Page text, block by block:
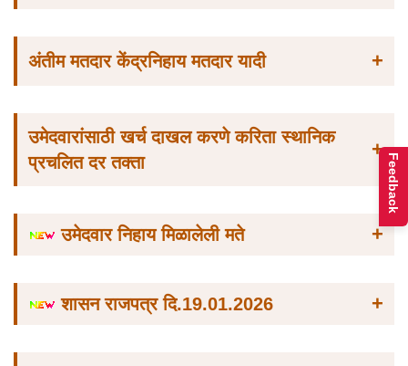
अंतीम मतदार केंद्रनिहाय मतदार यादी +
उमेदवारांसाठी खर्च दाखल करणे करिता स्थानिक
प्रचलित दर तक्ता
+
उमेदवार निहाय मिळालेली मते +
शासन राजपत्र दि.19.01.2026 +
Feedback